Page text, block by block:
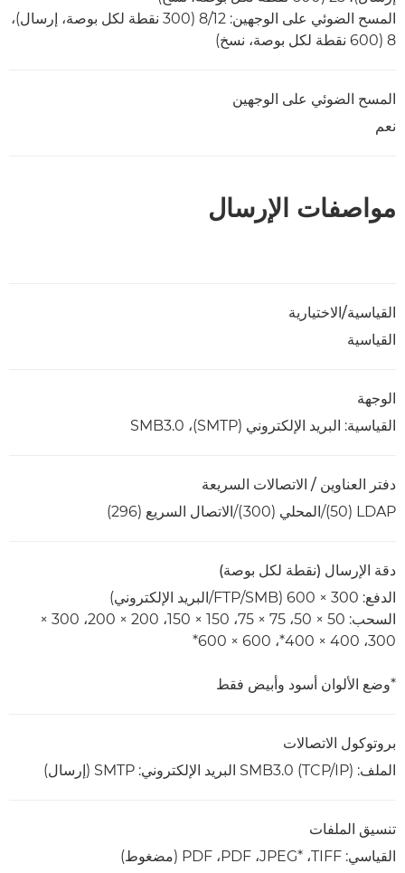
المسح الضوئي على الوجهين: 12‏/8 (300 نقطة لكل بوصة، إرسال)،
8‏ (600 نقطة لكل بوصة، نسخ)
المسح الضوئي على الوجهين
نعم
مواصفات الإرسال
القياسية/الاختيارية
القياسية
الوجهة
القياسية: البريد الإلكتروني (SMTP)، ‏SMB3.0
دفتر العناوين / الاتصالات السريعة
LDAP ‏(50)/المحلي (300)/الاتصال السريع (296)
دقة الإرسال (نقطة لكل بوصة)
الدفع: 300 × 600 (SMB/‏FTP/البريد الإلكتروني)
السحب: 50 × 50، 75 × 75، 150 × 150، 200 × 200، 300 ×
300، 400 × 400*، 600 × 600*
*وضع الألوان أسود وأبيض فقط
بروتوكول الاتصالات
الملف: SMB3.0 (TCP/IP) البريد الإلكتروني: SMTP (إرسال)
تنسيق الملفات
القياسي: TIFF‏، JPEG*‎‏، PDF ،PDF (مضغوط)